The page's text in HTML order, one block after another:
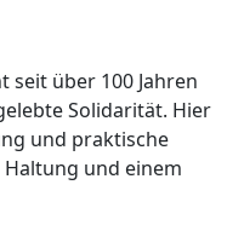
seit über 100 Jahren
Solidarität. Hier
und praktische
und einem